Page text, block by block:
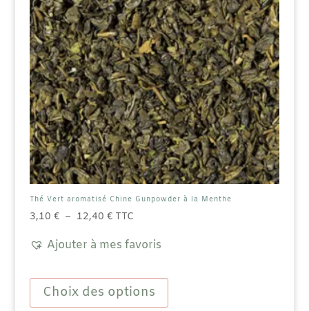
Thé Vert aromatisé Chine Gunpowder à la Menthe
3,10 € – 12,40 €Plage
prix :
à
12,40 €
TTC
Ajouter à mes favoris
Choix des options
produit
plusieurs